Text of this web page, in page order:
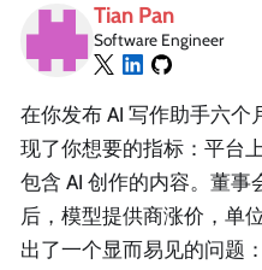
Tian Pan
Software Engineer
在你发布 AI 写作助手六
现了你想要的指标：平台
包含 AI 创作的内容。董
后，模型提供商涨价，单
出了一个显而易见的问题